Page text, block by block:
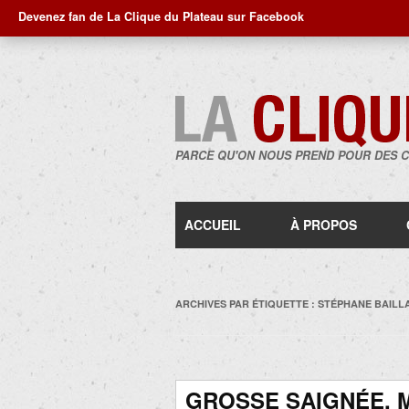
Devenez fan de La Clique du Plateau sur Facebook
PARCE QU'ON NOUS PREND POUR DES
ACCUEIL À PROPOS
ARCHIVES PAR ÉTIQUETTE : STÉPHANE
GROSSE SAIGNÉE,